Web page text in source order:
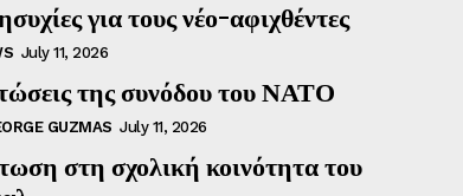
για τους νέο-αφιχθέντες
July 11, 2026
της συνόδου του ΝΑΤΟ
GUZMAS July 11, 2026
στη σχολική κοινότητα του